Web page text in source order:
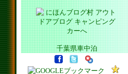
千葉県車中泊